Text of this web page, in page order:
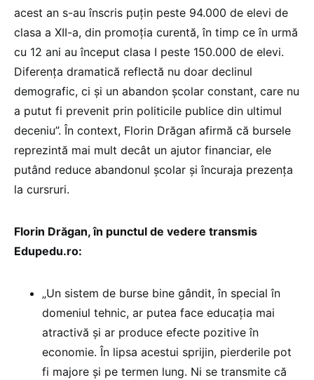
acest an s-au înscris puțin peste 94.000 de elevi de
clasa a XII-a, din promoția curentă, în timp ce în urmă
cu 12 ani au început clasa I peste 150.000 de elevi.
Diferența dramatică reflectă nu doar declinul
demografic, ci și un abandon școlar constant, care nu
a putut fi prevenit prin politicile publice din ultimul
deceniu”. În context, Florin Drăgan afirmă că bursele
reprezintă mai mult decât un ajutor financiar, ele
putând reduce abandonul școlar și încuraja prezența
la cursruri.
Florin Drăgan, în punctul de vedere transmis
Edupedu.ro:
„Un sistem de burse bine gândit, în special în
domeniul tehnic, ar putea face educația mai
atractivă și ar produce efecte pozitive în
economie. În lipsa acestui sprijin, pierderile pot
fi majore și pe termen lung. Ni se transmite că